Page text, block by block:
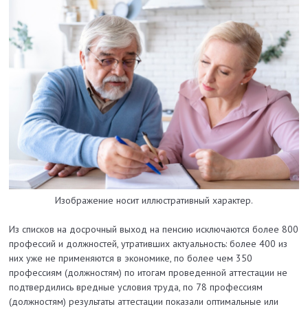
Изображение носит иллюстративный характер.
Из списков на досрочный выход на пенсию исключаются более 800
профессий и должностей, утративших актуальность: более 400 из
них уже не применяются в экономике, по более чем 350
профессиям (должностям) по итогам проведенной аттестации не
подтвердились вредные условия труда, по 78 профессиям
(должностям) результаты аттестации показали оптимальные или